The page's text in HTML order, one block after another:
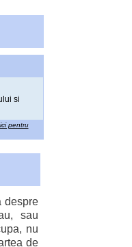
si
pentru
despre
sau
nu
de